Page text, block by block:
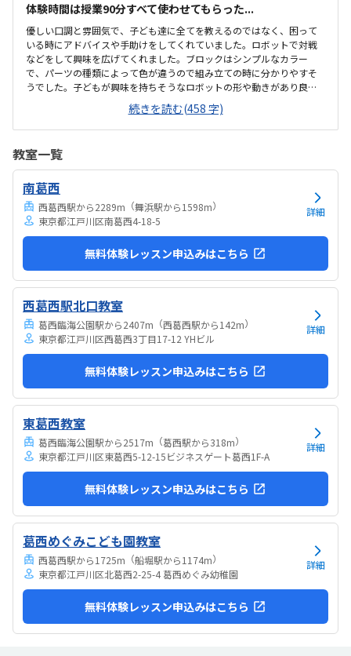
体験時間は授業90分すべて使わせてもらった...
優しい口調と雰囲気で、子ども達に全てを教えるのではなく、困って
いる時にアドバイスや手助けをしてくれていました。ロボットで対戦
などをして興味を広げてくれました。ブロックはシンプルなカラー
で、パーツの種類によって色が違うので組み立ての時に分かりやすそ
うでした。子どもが興味を持ちそうなロボットの形や動きがあり良か
ったです。駐車場は停めやすく、分かりやすい場所にあるので助かり
ます。近くに別の施設もあるので、習ってない兄弟が過ごしやすいと
思いました。教室はシンプルで余計なものが置いてないので集中でき
したりできるのは助かります。料金は今の物価で考えれば高いとは思
いませんが、子どもの成長具合で判断すると思います。子どもが自発
的にどんどん作り進めていったのには正直驚きました。最初からたく
さんあれこれ説明されずブロックを触らせてもらったの...
続きを読む(458 字)
教室一覧
南葛西
西葛西駅から2289m （舞浜駅から1598m）
東京都江戸川区南葛西4-18-5
詳細
無料体験レッスン申込みはこちら
西葛西駅北口教室
葛西臨海公園駅から2407m （西葛西駅から142m）
東京都江戸川区西葛西3丁目17-12 YHビル
詳細
無料体験レッスン申込みはこちら
東葛西教室
葛西臨海公園駅から2517m （葛西駅から318m）
東京都江戸川区東葛西5-12-15ビジネスゲート葛西1F-A
詳細
無料体験レッスン申込みはこちら
葛西めぐみこども園教室
西葛西駅から1725m （船堀駅から1174m）
東京都江戸川区北葛西2-25-4 葛西めぐみ幼稚園
詳細
無料体験レッスン申込みはこちら